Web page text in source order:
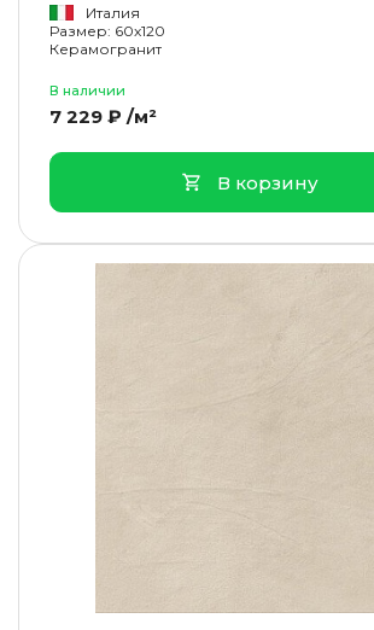
Италия
Размер: 60x120
Керамогранит
В наличии
7 229 ₽ /м²
В корзину